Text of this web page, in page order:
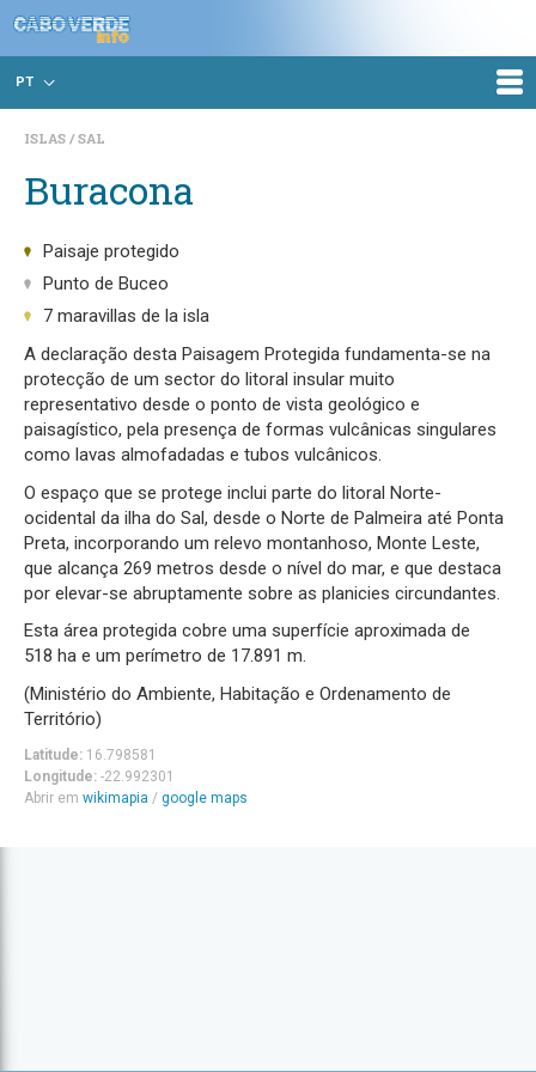
PT
ISLAS SAL
Buracona
Paisaje protegido
Punto de Buceo
7 maravillas de la isla
A declaração desta Paisagem Protegida fundamenta-se na
protecção de um sector do litoral insular muito
representativo desde o ponto de vista geológico e
paisagístico, pela presença de formas vulcânicas singulares
como lavas almofadadas e tubos vulcânicos.
O espaço que se protege inclui parte do litoral Norte-
ocidental da ilha do Sal, desde o Norte de Palmeira até Ponta
Preta, incorporando um relevo montanhoso, Monte Leste,
que alcança 269 metros desde o nível do mar, e que destaca
por elevar-se abruptamente sobre as planicies circundantes.
Esta área protegida cobre uma superfície aproximada de
518 ha e um perímetro de 17.891 m.
(Ministério do Ambiente, Habitação e Ordenamento de
Território)
Latitude: 16.798581
Longitude: -22.992301
Abrir em wikimapia / google maps